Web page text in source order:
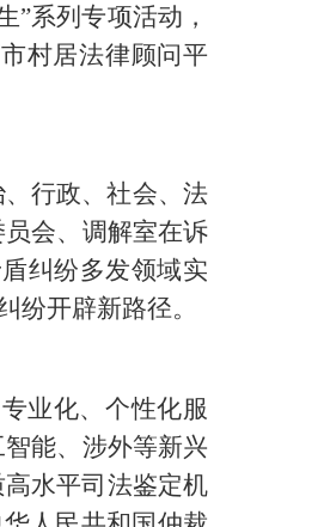
系列专项活动，
村居法律顾问平
行政、社会、法
会、调解室在诉
纠纷多发领域实
纷开辟新路径。
业化、个性化服
能、涉外等新兴
水平司法鉴定机